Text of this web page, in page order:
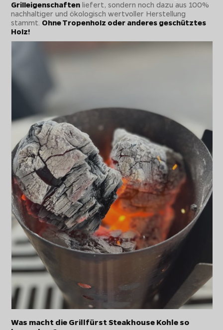
Grilleigenschaften liefert, sondern noch dazu aus 100%
nachhaltiger und ökologisch wertvoller Herstellung
stammt. Ohne Tropenholz oder anderes geschütztes
Holz!
Was macht die Grillfürst Steakhouse Kohle so